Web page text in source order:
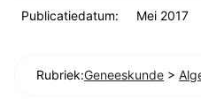
Publicatiedatum: Mei 2017
Rubriek:Geneeskunde >